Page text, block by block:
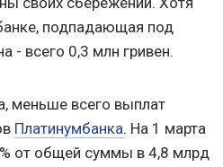
подпадающая под
- всего 0,3 млн гривен.
меньше всего выплат
Платинумбанка. На 1 марта
от общей суммы в 4,8 млрд